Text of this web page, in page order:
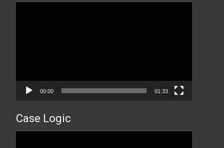
00:00 01:33
Case Logic